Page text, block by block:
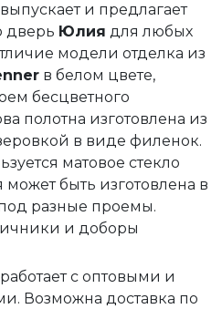
выпускает и предлагает
дверь Юлия для любых
модели отделка из
в белом цвете,
бесцветного
полотна изготовлена из
в виде филенок.
матовое стекло
может быть изготовлена в
разные проемы.
и доборы
работает с оптовыми и
Возможна доставка по